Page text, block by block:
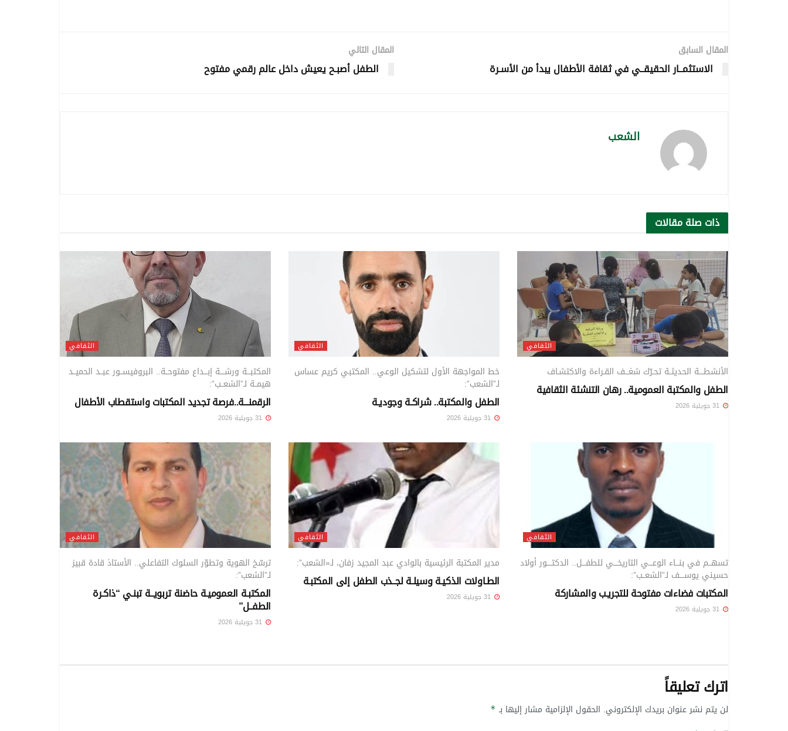
المقال السابق
الاستثمــار الحقيقــي في ثقافة الأطفال يبدأ من الأسـرة
المقال التالي
الطفل أصبـح يعيش داخل عالم رقمي مفتوح
الشعب
ذات صلةمقالات
الثقافي
الأنشطــــة الحديثــة تحـرّك شغـــف القـراءة والاكتشـاف
الطفل والمكتبة العمومية.. رهان التنشئة الثقافية
الثقافي
خط المواجهة الأول لتشكيل الوعي.. المكتبي كريم عساس
لـ”الشعب”:
الطفل والمكتبة.. شراكـة وجوديـة
الثقافي
المكتبـــة ورشــــة إبـــداع مفتوحــة.. البروفيســور عبــد الحميــد
هيمــة لـ”الشعــب”:
الرقمنـــة..فرصة تجديد المكتبات واستقطاب الأطفال
الثقافي
تسهــم في بنـــاء الوعـــي التاريخـــي للطفـــل.. الدكتــــور أولاد
حسيني يوســــف لـ”الشعــب”:
المكتبات فضاءات مفتوحة للتجريـب والمشاركة
الثقافي
مدير المكتبة الرئيسية بالوادي عبد المجيد زفان، لـ«الشعب”:
الطـاولات الذكيـة وسيلـة لجــذب الطفل إلى المكتبـة
الثقافي
ترسّخ الهوية وتطوّر السلوك التفاعلي.. الأستاذ قادة قبيز
لـ”الشعب”:
المكتبـة العموميـة حاضنة تربويــة تبنـي “ذاكـرة
الطفــل”
اترك تعليقاً
لن يتم نشر عنوان بريدك الإلكتروني. الحقول الإلزامية مشار إليها بـ *